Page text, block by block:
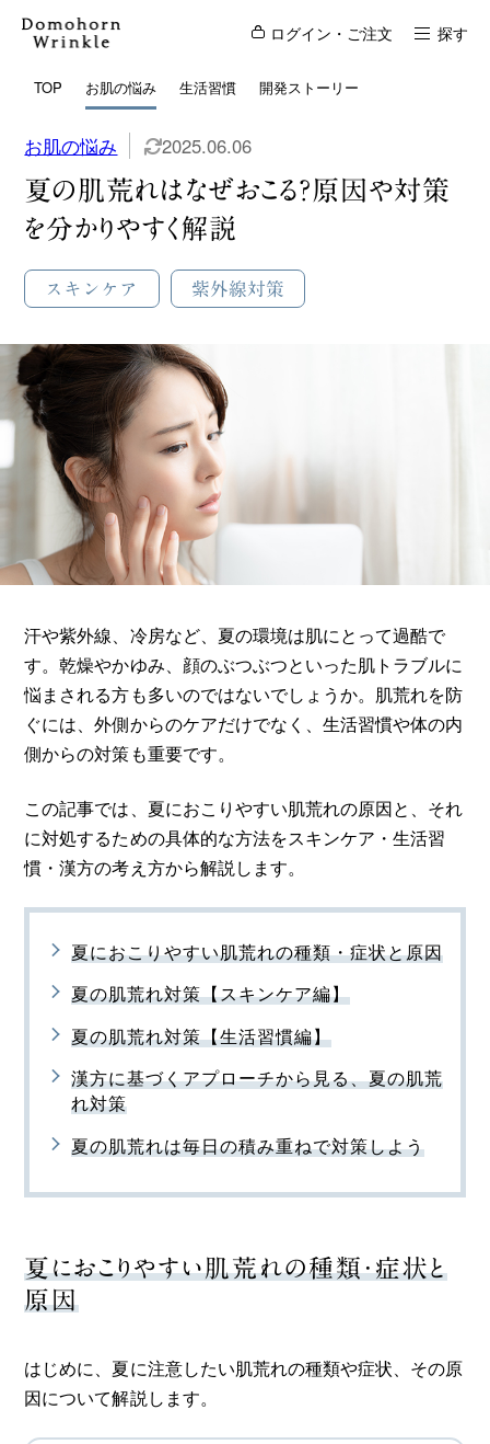
ログイン・ご注文 探す
TOP お肌の悩み 生活習慣 開発ストーリー
お肌の悩み 2025.06.06
夏の肌荒れはなぜおこる？原因や対策
を分かりやすく解説
スキンケア 紫外線対策
汗や紫外線、冷房など、夏の環境は肌にとって過酷で
す。乾燥やかゆみ、顔のぶつぶつといった肌トラブルに
悩まされる方も多いのではないでしょうか。肌荒れを防
ぐには、外側からのケアだけでなく、生活習慣や体の内
側からの対策も重要です。
この記事では、夏におこりやすい肌荒れの原因と、それ
に対処するための具体的な方法をスキンケア・生活習
慣・漢方の考え方から解説します。
夏におこりやすい肌荒れの種類・症状と原因
夏の肌荒れ対策【スキンケア編】
夏の肌荒れ対策【生活習慣編】
漢方に基づくアプローチから見る、夏の肌荒
れ対策
夏の肌荒れは毎日の積み重ねで対策しよう
夏におこりやすい肌荒れの種類・症状と
原因
はじめに、夏に注意したい肌荒れの種類や症状、その原
因について解説します。